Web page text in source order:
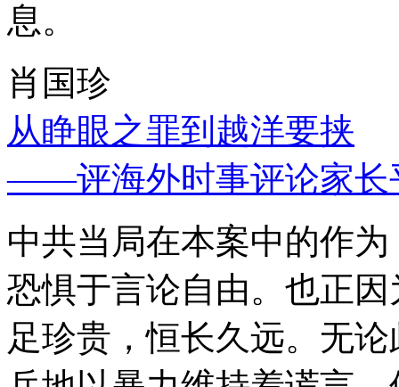
息。
肖国珍
从睁眼之罪到越洋要挟
——评海外时事评论家长
中共当局在本案中的作
恐惧于言论自由。也正
足珍贵，恒长久远。无